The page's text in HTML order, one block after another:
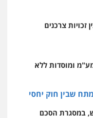
זכויות צרכנים
ומוסדות ללא
המתח שבין חוק יחסי
במסגרת הסכם